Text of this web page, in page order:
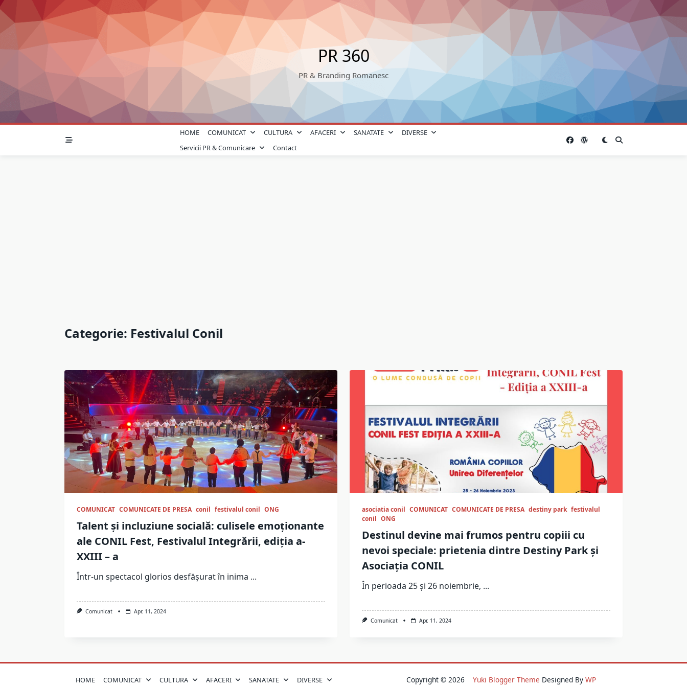
Skip
to
content
PR 360
PR & Branding Romanesc
HOME COMUNICAT CULTURA AFACERI SANATATE
DIVERSE
Servicii PR & Comunicare
Contact
Categorie: Festivalul Conil
COMUNICAT COMUNICATE DE PRESA conil festivalul conil ONG
Talent și incluziune socială: culisele emoționante
ale CONIL Fest, Festivalul Integrării, ediția a-
XXIII – a
Într-un spectacol glorios desfășurat în inima ...
Comunicat Apr. 11, 2024
asociatia conil COMUNICAT COMUNICATE DE PRESA destiny park festivalul
conil ONG
Destinul devine mai frumos pentru copiii cu
nevoi speciale: prietenia dintre Destiny Park și
Asociația CONIL
În perioada 25 și 26 noiembrie, ...
Comunicat Apr. 11, 2024
HOME COMUNICAT CULTURA AFACERI SANATATE
DIVERSE
Copyright © 2026Yuki Blogger Theme Designed ByWP